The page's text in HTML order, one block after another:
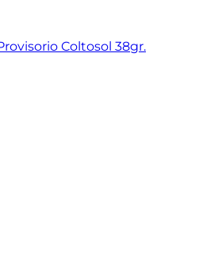
Coltosol 38gr.